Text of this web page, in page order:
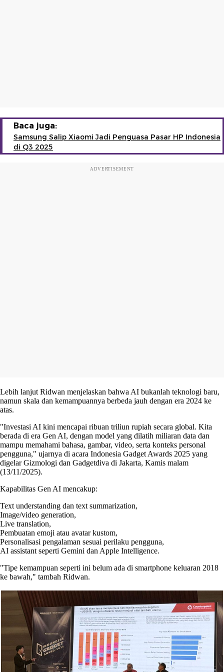
Baca juga:
Samsung Salip Xiaomi Jadi Penguasa Pasar HP Indonesia
di Q3 2025
ADVERTISEMENT
Lebih lanjut Ridwan menjelaskan bahwa AI bukanlah teknologi baru,
namun skala dan kemampuannya berbeda jauh dengan era 2024 ke
atas.
"Investasi AI kini mencapai ribuan triliun rupiah secara global. Kita
berada di era Gen AI, dengan model yang dilatih miliaran data dan
mampu memahami bahasa, gambar, video, serta konteks personal
pengguna," ujarnya di acara Indonesia Gadget Awards 2025 yang
digelar Gizmologi dan Gadgetdiva di Jakarta, Kamis malam
(13/11/2025).
Kapabilitas Gen AI mencakup:
Text understanding dan text summarization,
Image/video generation,
Live translation,
Pembuatan emoji atau avatar kustom,
Personalisasi pengalaman sesuai perilaku pengguna,
AI assistant seperti Gemini dan Apple Intelligence.
"Tipe kemampuan seperti ini belum ada di smartphone keluaran 2018
ke bawah," tambah Ridwan.